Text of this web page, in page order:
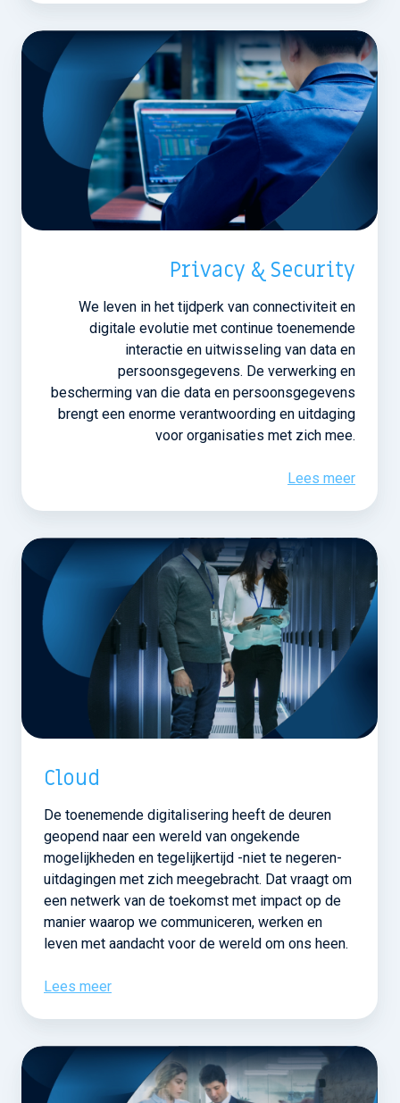
Privacy & Security
We leven in het tijdperk van connectiviteit en
digitale evolutie met continue toenemende
interactie en uitwisseling van data en
persoonsgegevens. De verwerking en
bescherming van die data en persoonsgegevens
brengt een enorme verantwoording en uitdaging
voor organisaties met zich mee.
Lees meer
Cloud
De toenemende digitalisering heeft de deuren
geopend naar een wereld van ongekende
mogelijkheden en tegelijkertijd -niet te negeren-
uitdagingen met zich meegebracht. Dat vraagt om
een netwerk van de toekomst met impact op de
manier waarop we communiceren, werken en
leven met aandacht voor de wereld om ons heen.
Lees meer